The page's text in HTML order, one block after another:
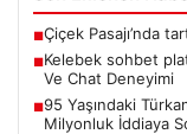
■Çiçek Pasajı’nda
■Kelebek sohbet
Ve Chat Deneyimi
■95 Yaşındaki
Milyonluk İddiaya